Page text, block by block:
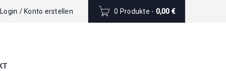
0 Produkte - 0,00€
Login / Konto erstellen